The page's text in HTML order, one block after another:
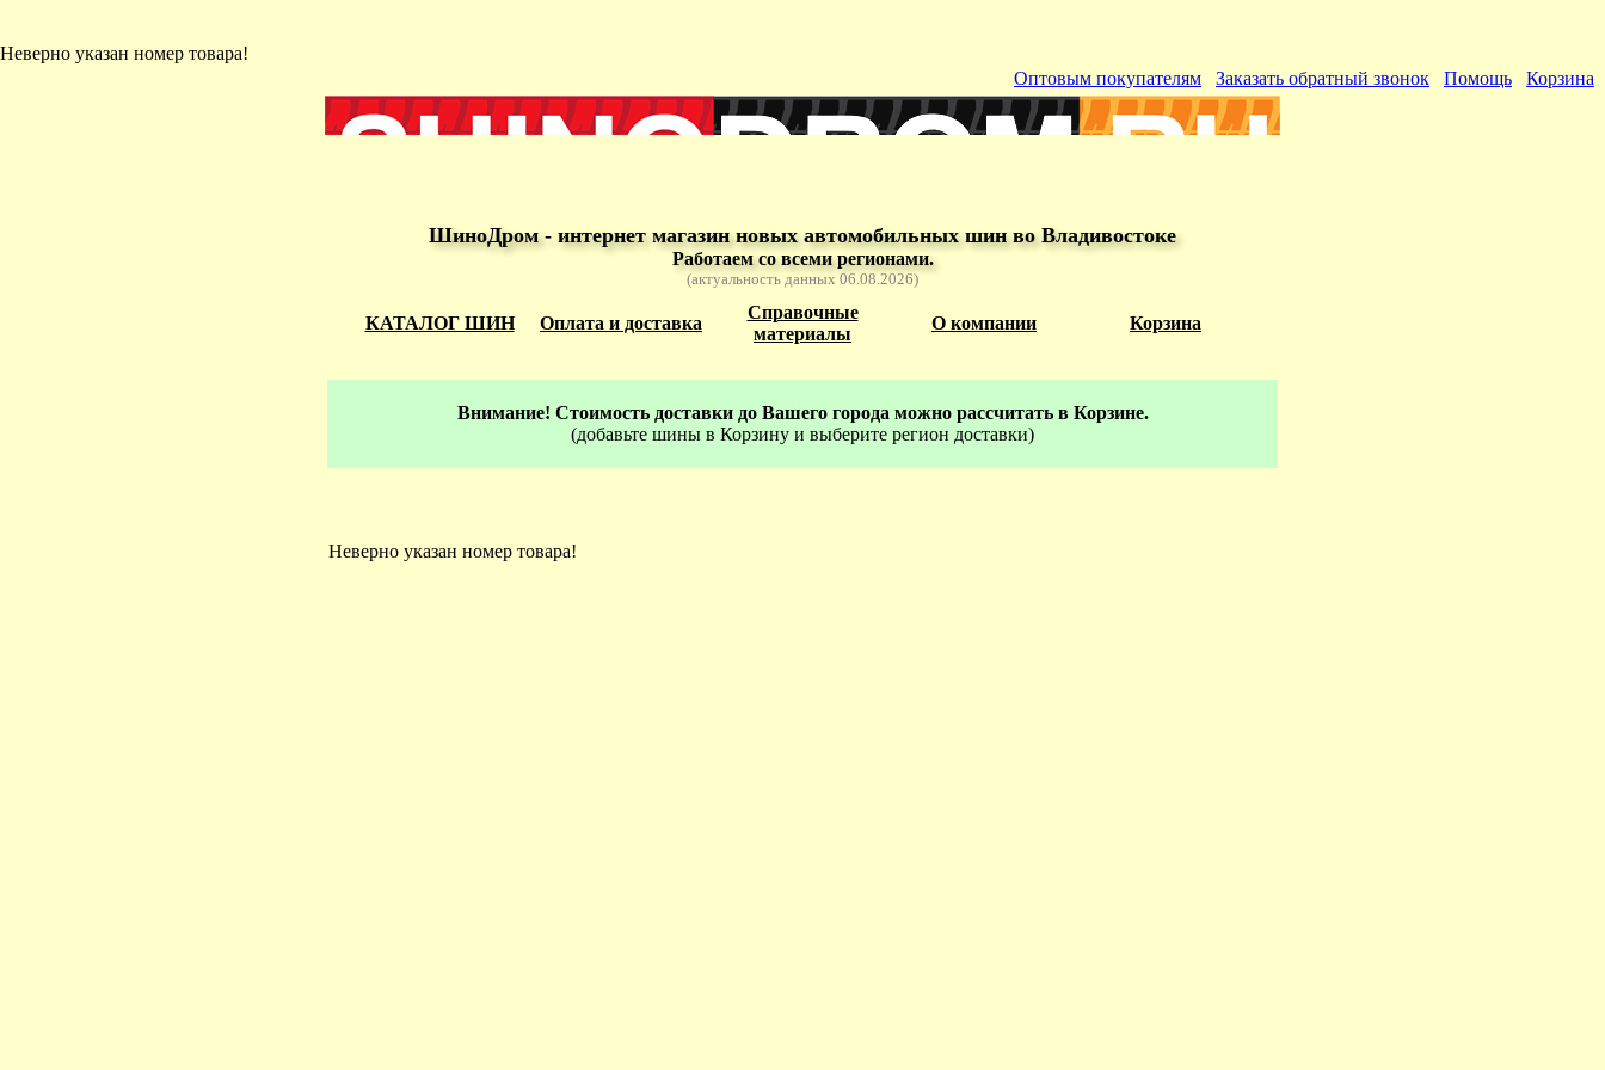
Неверно указан номер товара!
Оптовым покупателям
Заказать обратный звонок Помощь Корзина
ШиноДром - интернет магазин новых автомобильных шин во Владивостоке
Работаем со всеми регионами.
(актуальность данных 06.08.2026)
КАТАЛОГ ШИН Оплата и доставка
Справочные
материалы
О компании Корзина
Внимание! Стоимость доставки до Вашего города можно рассчитать в Корзине.
(добавьте шины в Корзину и выберите регион доставки)
Неверно указан номер товара!